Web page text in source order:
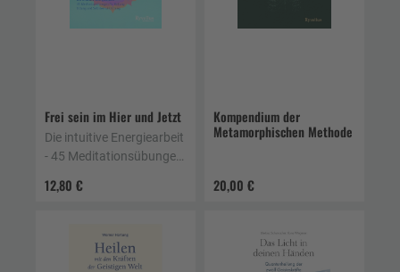
Frei sein im Hier und Jetzt
12,80 €
Die intuitive Energiearbeit
- 45 Meditationsübungen
Selbstverwirklichung
Kompendium der
Metamorphischen Methode
20,00 €